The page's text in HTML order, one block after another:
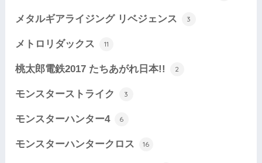
メタルギアライジング リベジェンス 3
メトロリダックス 11
桃太郎電鉄2017 たちあがれ日本!! 2
モンスターストライク 3
モンスターハンター4 6
モンスターハンタークロス 16